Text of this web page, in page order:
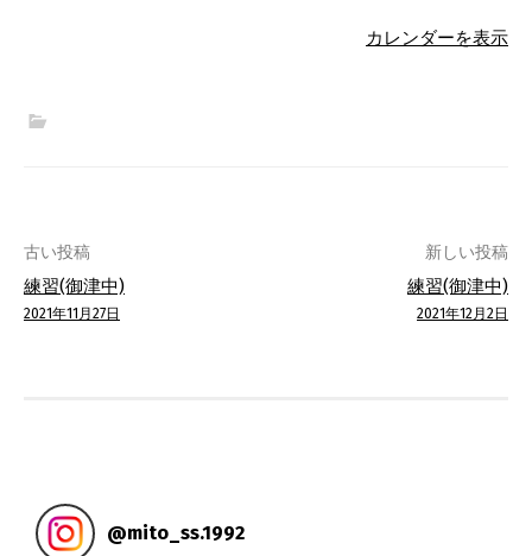
カレンダーを表示
投
稿
ー
古い投稿
練習(御津中)
2021年11月27日
新しい投稿
練習(御津中)
2021年12月2日
@mito_ss.1992